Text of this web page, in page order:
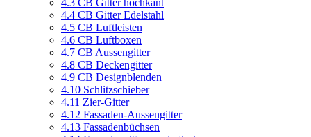
4.3 CB Gitter hochkant
4.4 CB Gitter Edelstahl
4.5 CB Luftleisten
4.6 CB Luftboxen
4.7 CB Aussengitter
4.8 CB Deckengitter
4.9 CB Designblenden
4.10 Schlitzschieber
4.11 Zier-Gitter
4.12 Fassaden-Aussengitter
4.13 Fassadenbüchsen